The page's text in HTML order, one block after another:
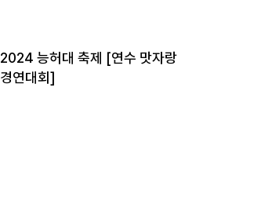
2024 능허대 축제 [연수 맛자랑
경연대회]